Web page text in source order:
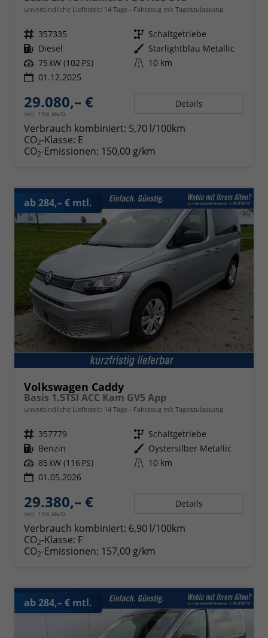
unverbindliche Lieferzeit: 14 Tage Fahrzeug mit Tageszulassung
Fahrzeugnr. 357335 Getriebe Schaltgetriebe
Kraftstoff Diesel Außenfarbe Starlightblau Metallic
Leistung 75 kW (102 PS) Kilometerstand 10 km
01.12.2025
29.080,– €
incl. 19% MwSt.
Details
Verbrauch kombiniert: 5,70 l/100km
CO2-Klasse: E
CO2-Emissionen: 150,00 g/km
ab 284,– € mtl.
Volkswagen Caddy
Basis 1.5TSI ACC Kam GV5 App
unverbindliche Lieferzeit: 14 Tage Fahrzeug mit Tageszulassung
Fahrzeugnr. 357779 Getriebe Schaltgetriebe
Kraftstoff Benzin Außenfarbe Oystersilber Metallic
Leistung 85 kW (116 PS) Kilometerstand 10 km
01.05.2026
29.380,– €
incl. 19% MwSt.
Details
Verbrauch kombiniert: 6,90 l/100km
CO2-Klasse: F
CO2-Emissionen: 157,00 g/km
ab 284,– € mtl.